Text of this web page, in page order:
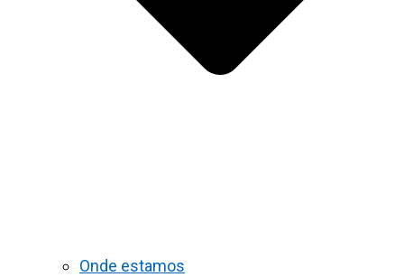
Onde estamos